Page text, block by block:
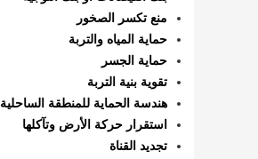
منع تكسر الصخور
حماية المياه والتربة
حماية الجسر
تقوية بنية التربة
هندسة الحماية للمنطقة الساحلية
استقرار حركة الأرض وتآكلها
تجديد القناة